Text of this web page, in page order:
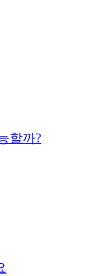
할까?